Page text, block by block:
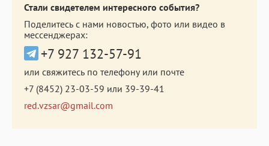
Стали свидетелем интересного события?
Поделитесь с нами новостью, фото или видео в
мессенджерах:
+7 927 132-57-91
или свяжитесь по телефону или почте
+7 (8452) 23-03-59 или 39-39-41
red.vzsar@gmail.com